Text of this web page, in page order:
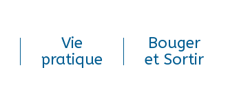
Vie
pratique
Bouger
et Sortir